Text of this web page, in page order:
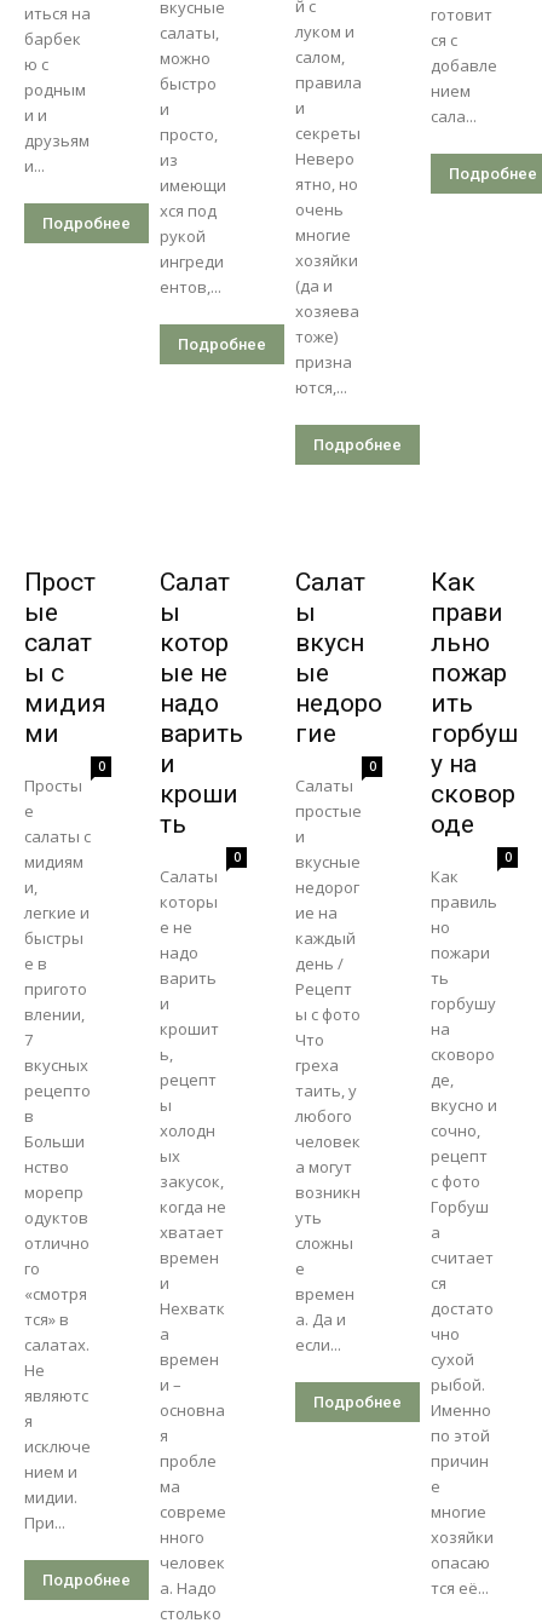
иться на
барбек
ю с
родным
и и
друзьям
и...
Подробнее
вкусные
салаты,
можно
быстро
и
просто,
из
имеющи
хся под
рукой
ингреди
ентов,...
Подробнее
й с
луком и
салом,
правила
и
секреты
Неверо
ятно, но
очень
многие
хозяйки
(да и
хозяева
тоже)
призна
ются,...
Подробнее
готовит
ся с
добавле
нием
сала...
Подробнее
Прост
ые
салат
ы с
мидия
ми
0
Просты
е
салаты с
мидиям
и,
легкие и
быстры
е в
пригото
влении,
7
вкусных
рецепто
в
Больши
нство
морепр
одуктов
отлично
го
«смотря
тся» в
салатах.
Не
являютс
я
исключе
нием и
мидии.
При...
Подробнее
Салат
ы
котор
ые не
надо
варить
и
кроши
ть
0
Салаты
которы
е не
надо
варить
и
крошит
ь,
рецепт
ы
холодн
ых
закусок,
когда не
хватает
времен
и
Нехватк
а
времен
и –
основна
я
пробле
ма
совреме
нного
человек
а. Надо
столько
Салат
ы
вкусн
ые
недоро
гие
0
Салаты
простые
и
вкусные
недорог
ие на
каждый
день /
Рецепт
ы с фото
Что
греха
таить, у
любого
человек
а могут
возникн
уть
сложны
е
времен
а. Да и
если...
Подробнее
Как
прави
льно
пожар
ить
горбуш
у на
сковор
оде
0
Как
правиль
но
пожари
ть
горбушу
на
сковоро
де,
вкусно и
сочно,
рецепт
с фото
Горбуш
а
считает
ся
достато
чно
сухой
рыбой.
Именно
по этой
причин
е
многие
хозяйки
опасаю
тся её...